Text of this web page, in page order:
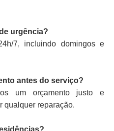
urgência?
7, incluindo domingos e
antes do serviço?
um orçamento justo e
qualquer reparação.